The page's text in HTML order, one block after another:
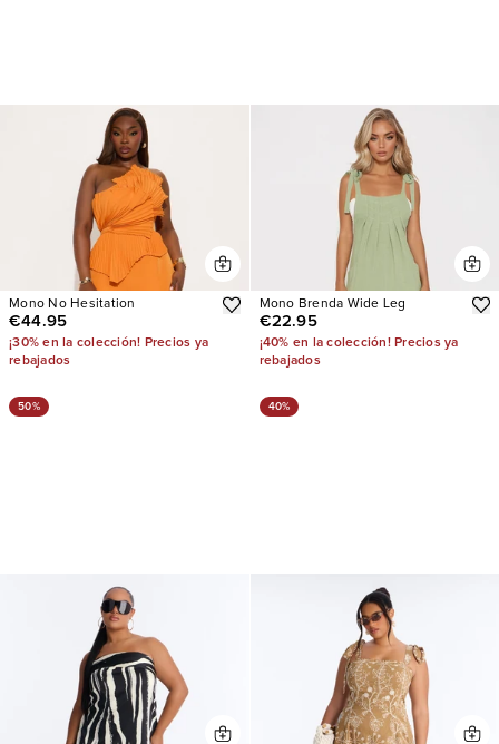
Mono No Hesitation
€44.95
¡30% en la colección! Precios ya
rebajados
Mono Brenda Wide Leg
€22.95
¡40% en la colección! Precios ya
rebajados
50% 40%